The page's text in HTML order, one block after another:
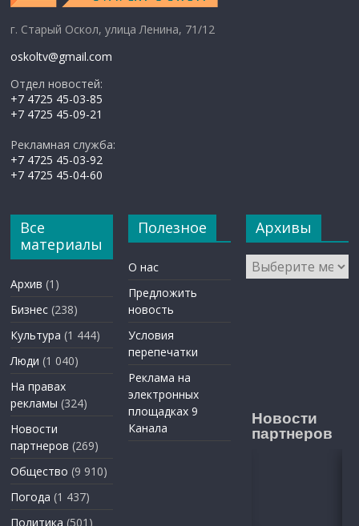
г. Старый Оскол, улица Ленина, 71/12
oskoltv@gmail.com
Отдел новостей:
+7 4725 45-03-85
+7 4725 45-09-21
Рекламная служба:
+7 4725 45-03-92
+7 4725 45-04-60
Все
материалы
Архив (1)
Бизнес (238)
Культура (1 444)
Люди (1 040)
На правах
рекламы (324)
Новости
партнеров (269)
Общество (9 910)
Погода (1 437)
Политика (501)
Полезное
О нас
Предложить
новость
Условия
перепечатки
Реклама на
электронных
площадках 9
Канала
Архивы
Архивы
Новости
партнеров